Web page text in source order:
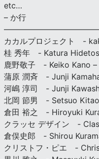
etc…
– か行
カカルプロジェクト -
桂 秀年 - Katura
鹿野敬子 - Keiko Kano –
蒲原 潤斉 - Junji
河嶋 淳司 - Junji
北岡 節男 - Setsuo
倉田 裕之 - Hiroyuki
クラッセ デザイン -
倉俣史郎 - Shirou
クリストフ・ピエ -